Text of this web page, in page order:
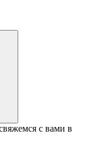
с вами в